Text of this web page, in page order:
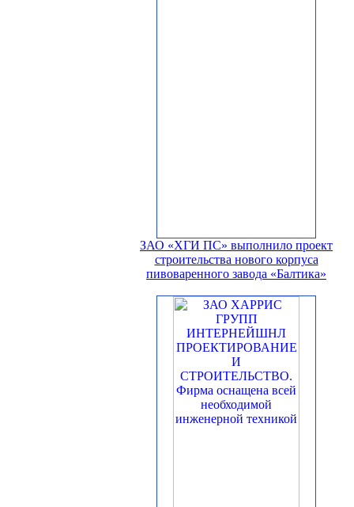
ЗАО «ХГИ ПС» выполнило проект
строительства нового корпуса
пивоваренного завода «Балтика»